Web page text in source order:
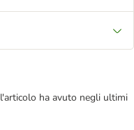
ha avuto negli ultimi